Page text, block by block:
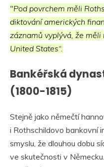
"Pod povrchem měli
diktování amerických
záznamů vyplývá, že
United States“.
Bankéřská
(1800-1815)
Stejně jako němečtí
i Rothschildovo bankovní
smyslu, že dlouhou dobu
ve skutečnosti v